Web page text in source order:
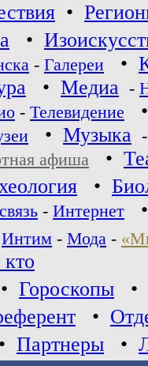
•
•
- Галереи •
• Медиа -
- Телевидение
• Музыка
афиша •
•
- Интернет
Интим - Мода -
• Гороскопы •
•
Партнеры •